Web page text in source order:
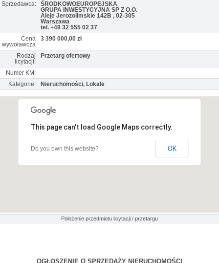
Sprzedawca:
ŚRODKOWOEUROPEJSKA
GRUPA INWESTYCYJNA SP Z O.O.
Aleje Jerozolimskie 142B , 02-305
Warszawa
tel. +48 32 555 02 37
Cena
wywoławcza
3 390 000,00 zł
Rodzaj
licytacji:
Przetarg ofertowy
Numer KM:
Kategorie:
Nieruchomości, Lokale
This page can't load Google Maps correctly.
Do you own this website? OK
Położenie przedmiotu licytacji / przetargu
OGŁOSZENIE O SPRZEDAŻY NIERUCHOMOŚCI